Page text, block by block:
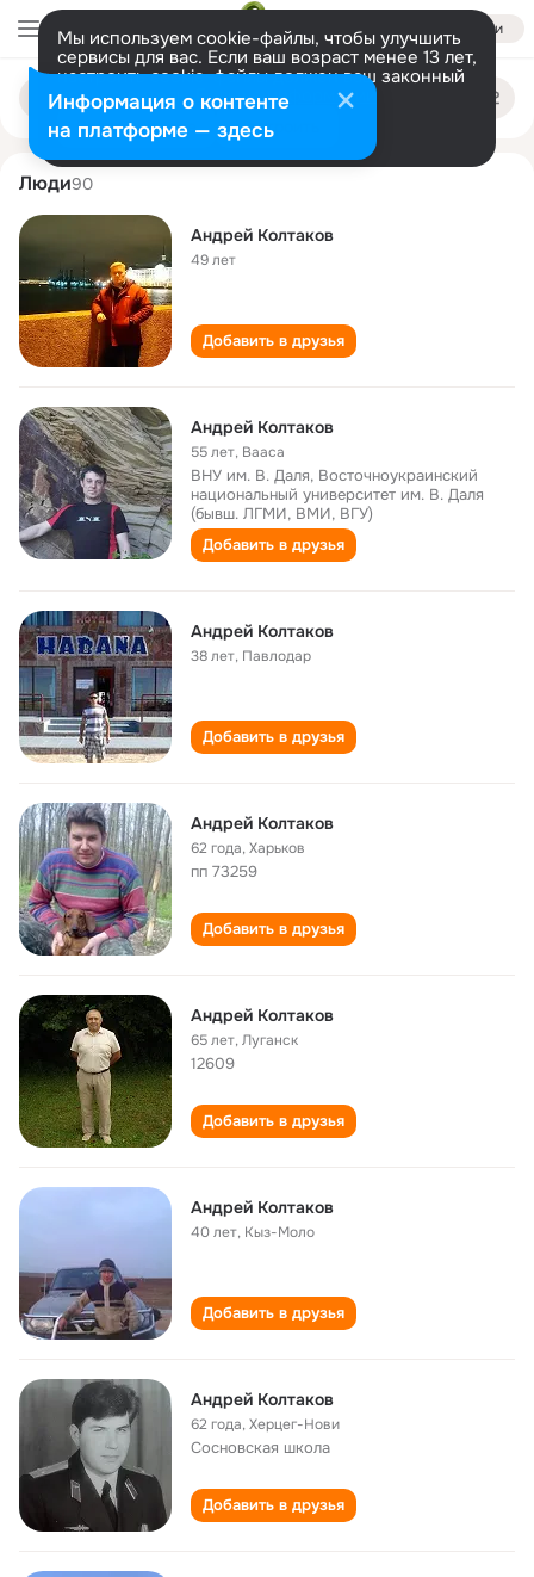
Войти
Мы используем cookie-файлы, чтобы улучшить
сервисы для вас. Если ваш возраст менее 13 лет,
настроить cookie-файлы должен ваш законный
представитель. Больше информации
Разрешить все Настроить
Поиск
людям
andrey koltakov
Люди90
Андрей Колтаков
49 лет
Добавить в друзья
Андрей Колтаков
55 лет, Вааса
ВНУ им. В. Даля, Восточноукраинский
национальный университет им. В. Даля
(бывш. ЛГМИ, ВМИ, ВГУ)
Добавить в друзья
Андрей Колтаков
38 лет, Павлодар
Добавить в друзья
Андрей Колтаков
62 года,Харьков
пп 73259
Добавить в друзья
Андрей Колтаков
65 лет,Луганск
12609
Добавить в друзья
Андрей Колтаков
40 лет, Кыз-Моло
Добавить в друзья
Андрей Колтаков
62 года,Херцег-Нови
Сосновская школа
Добавить в друзья
Информация о контенте
на платформе — здесь